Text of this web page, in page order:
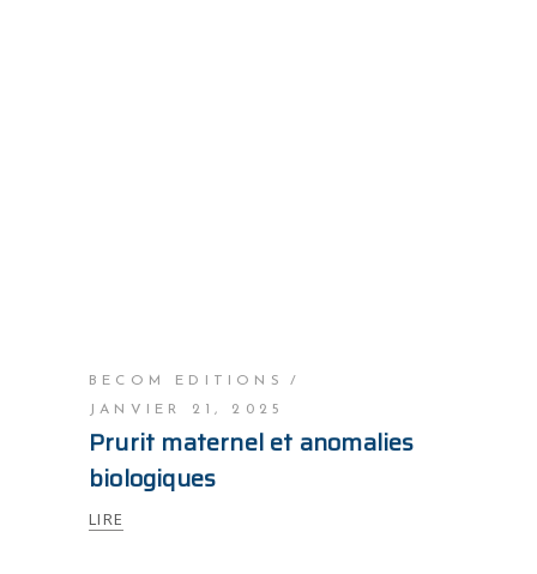
BECOM EDITIONS
JANVIER 21, 2025
Prurit maternel et anomalies
biologiques
LIRE